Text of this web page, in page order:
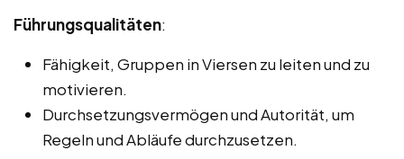
Führungsqualitäten:
Fähigkeit, Gruppen in Viersen zu leiten und zu
motivieren.
Durchsetzungsvermögen und Autorität, um
Regeln und Abläufe durchzusetzen.